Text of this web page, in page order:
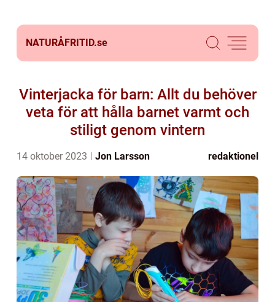
NATURÅFRITID.se
Vinterjacka för barn: Allt du behöver
veta för att hålla barnet varmt och
stiligt genom vintern
14 oktober 2023 Jon Larsson redaktionel